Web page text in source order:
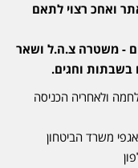
ואחכ רצוי לתאם
- משטרה צ.ה.ל ושאר
בשבתות וחגים.
ולאחריה הכניסה
משרד הביטחון